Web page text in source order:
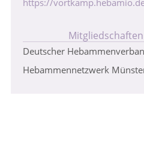
https://
Mitgliedschaften
Deutscher
Hebammennetzwerk